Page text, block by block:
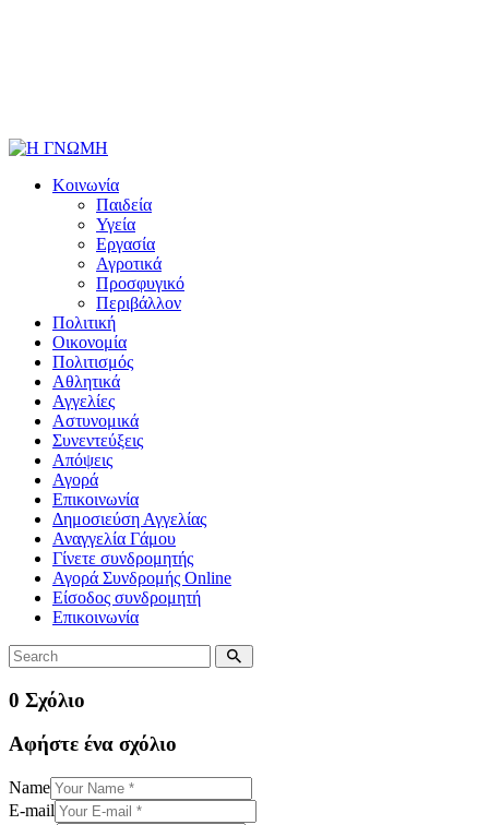
Κοινωνία
Παιδεία
Υγεία
Εργασία
Αγροτικά
Προσφυγικό
Περιβάλλον
Πολιτική
Οικονομία
Πολιτισμός
Αθλητικά
Αγγελίες
Αστυνομικά
Συνεντεύξεις
Απόψεις
Αγορά
Επικοινωνία
Δημοσιεύση Αγγελίας
Αναγγελία Γάμου
Γίνετε συνδρομητής
Αγορά Συνδρομής Online
Είσοδος συνδρομητή
Επικοινωνία
0 Σχόλιο
Αφήστε ένα σχόλιο
Name
E-mail